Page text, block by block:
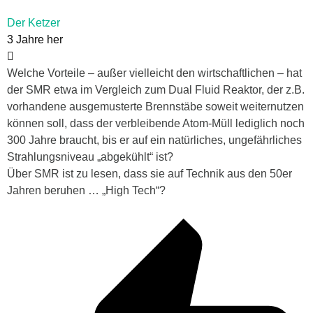
Der Ketzer
3 Jahre her
Welche Vorteile – außer vielleicht den wirtschaftlichen – hat
der SMR etwa im Vergleich zum Dual Fluid Reaktor, der z.B.
vorhandene ausgemusterte Brennstäbe soweit weiternutzen
können soll, dass der verbleibende Atom-Müll lediglich noch
300 Jahre braucht, bis er auf ein natürliches, ungefährliches
Strahlungsniveau „abgekühlt“ ist?
Über SMR ist zu lesen, dass sie auf Technik aus den 50er
Jahren beruhen … „High Tech“?